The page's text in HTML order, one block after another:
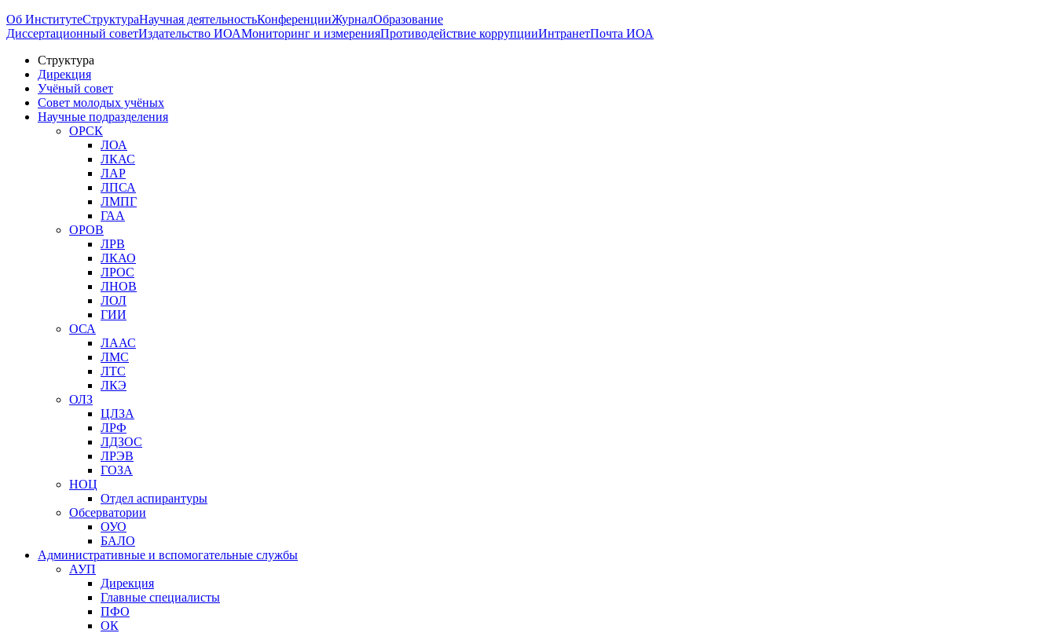
Об ИнститутеСтруктураНаучная деятельностьКонференцииЖурналОбразование
Диссертационный советИздательство ИОАМониторинг и измеренияПротиводействие коррупцииИнтранетПочта ИОА
Структура
Дирекция
Учёный совет
Совет молодых учёных
Научные подразделения
ОРСК
ЛОА
ЛКАС
ЛАР
ЛПСА
ЛМПГ
ГАА
ОРОВ
ЛРВ
ЛКАО
ЛРОС
ЛНОВ
ЛОЛ
ГИИ
ОСА
ЛААС
ЛМС
ЛТС
ЛКЭ
ОЛЗ
ЦЛЗА
ЛРФ
ЛДЗОС
ЛРЭВ
ГОЗА
НОЦ
Отдел аспирантуры
Обсерватории
ОУО
БАЛО
Административные и вспомогательные службы
АУП
Дирекция
Главные специалисты
ПФО
ОК